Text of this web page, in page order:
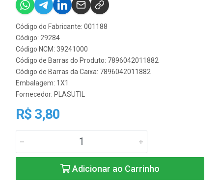
Código do Fabricante: 001188
Código: 29284
Código NCM: 39241000
Código de Barras do Produto: 7896042011882
Código de Barras da Caixa: 7896042011882
Embalagem: 1X1
Fornecedor: PLASUTIL
R$ 3,80
Adicionar ao Carrinho